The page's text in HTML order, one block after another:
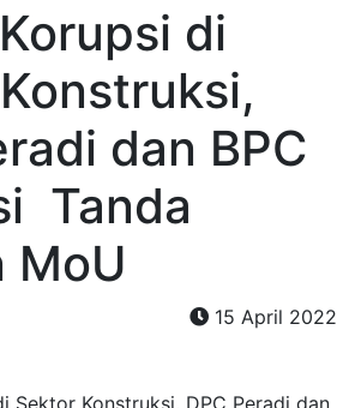
di
dan BPC
Tanda
MoU
15 April 2022